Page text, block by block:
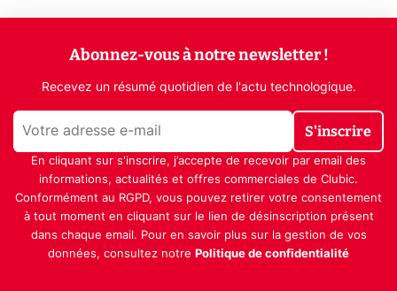
Abonnez-vous à notre newsletter !
Recevez un résumé quotidien de l'actu technologique.
S'inscrire
En cliquant sur s'inscrire, j’accepte de recevoir par email des
informations, actualités et offres commerciales de Clubic.
Conformément au RGPD, vous pouvez retirer votre consentement
à tout moment en cliquant sur le lien de désinscription présent
dans chaque email. Pour en savoir plus sur la gestion de vos
données, consultez notre Politique de confidentialité